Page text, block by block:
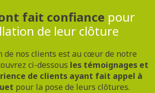
fait confiance pour
de leur clôture
de nos clients est au cœur de notre
ci-dessous les témoignages et
de clients ayant fait appel à
pour la pose de leurs clôtures.